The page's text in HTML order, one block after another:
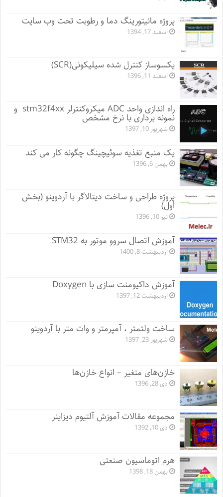
پروژه مانيتورينگ دما و رطوبت تحت وب سایت
اسفند 17, 1394
یکسوساز کنترل شده سیلیکونی(SCR)
اسفند 11, 1396
راه اندازی واحد ADC میکروکنترلر stm32f4xx و
نمونه برداری با نرخ مشخص
شهریور 10, 1397
یک منبع تغذیه سوئیچینگ چگونه کار می کند
بهمن 6, 1396
پروژه طراحی و ساخت دیتالاگر با آردوینو (بخش
اول)
تیر 10, 1396
آموزش اتصال سروو موتور به STM32
اردیبهشت 8, 1400
آموزش داکیومنت سازی با Doxygen
اردیبهشت 12, 1397
ساخت ولتمتر ، آمپرمتر و وات متر با آردوینو
شهریور 23, 1397
خازن‌های متغیر – انواع خازن‌ها
دی 28, 1396
مجموعه مقالات آموزش آلتیوم دیزاینر
دی 10, 1392
هرم اتوماسیون صنعتی
بهمن 18, 1398